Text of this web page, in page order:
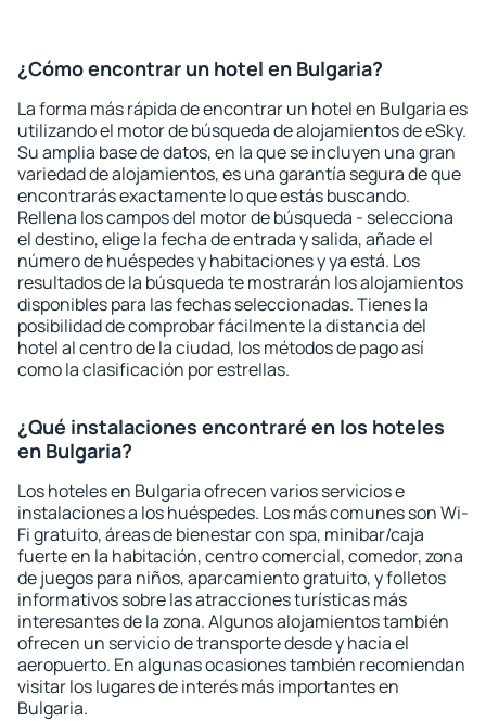
¿Cómo encontrar un hotel en Bulgaria?
La forma más rápida de encontrar un hotel en Bulgaria es
utilizando el motor de búsqueda de alojamientos de eSky.
Su amplia base de datos, en la que se incluyen una gran
variedad de alojamientos, es una garantía segura de que
encontrarás exactamente lo que estás buscando.
Rellena los campos del motor de búsqueda - selecciona
el destino, elige la fecha de entrada y salida, añade el
número de huéspedes y habitaciones y ya está. Los
resultados de la búsqueda te mostrarán los alojamientos
disponibles para las fechas seleccionadas. Tienes la
posibilidad de comprobar fácilmente la distancia del
hotel al centro de la ciudad, los métodos de pago así
como la clasificación por estrellas.
¿Qué instalaciones encontraré en los hoteles
en Bulgaria?
Los hoteles en Bulgaria ofrecen varios servicios e
instalaciones a los huéspedes. Los más comunes son Wi-
Fi gratuito, áreas de bienestar con spa, minibar/caja
fuerte en la habitación, centro comercial, comedor, zona
de juegos para niños, aparcamiento gratuito, y folletos
informativos sobre las atracciones turísticas más
interesantes de la zona. Algunos alojamientos también
ofrecen un servicio de transporte desde y hacia el
aeropuerto. En algunas ocasiones también recomiendan
visitar los lugares de interés más importantes en
Bulgaria.